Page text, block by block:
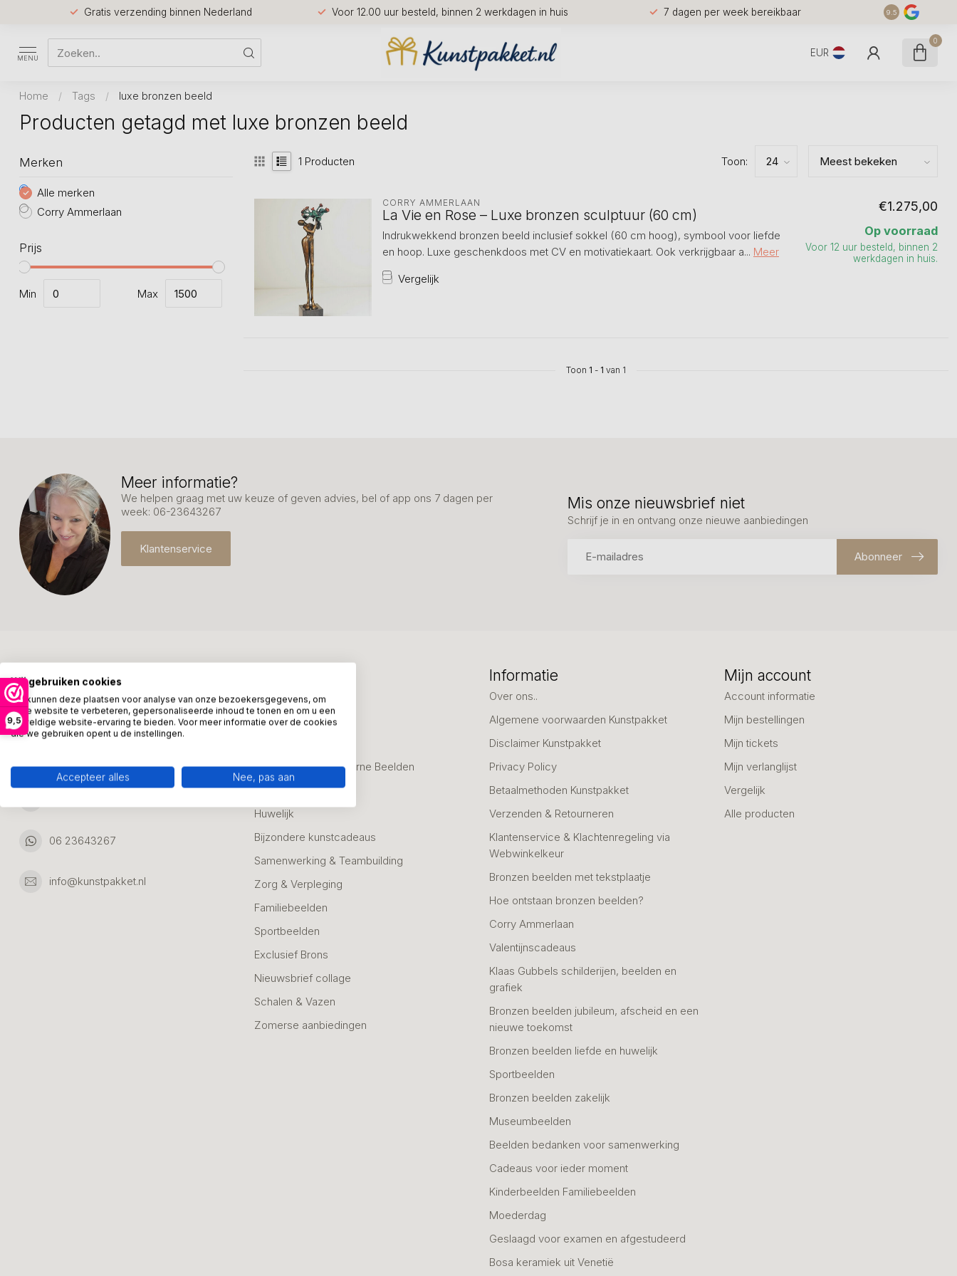
9,5
Gratis verzending binnen Nederland Voor 12.00 uur besteld, binnen 2 werkdagen in huis 7 dagen per week bereikbaar 9.5
MENU EUR
0
Home / Tags / luxe bronzen beeld
Producten getagd met luxe bronzen beeld
Merken
Alle merken
Corry Ammerlaan
Prijs
Min Max
1 Producten Toon:
CORRY AMMERLAAN
La Vie en Rose – Luxe bronzen sculptuur (60 cm)
Indrukwekkend bronzen beeld inclusief sokkel (60 cm hoog), symbool voor liefde
en hoop. Luxe geschenkdoos met CV en motivatiekaart. Ook verkrijgbaar a... Meer
Vergelijk
€1.275,00
Op voorraad
Voor 12 uur besteld, binnen 2
werkdagen in huis.
Toon 1 - 1 van 1
Meer informatie?
We helpen graag met uw keuze of geven advies, bel of app ons 7 dagen per
week: 06-23643267
Klantenservice
Mis onze nieuwsbrief niet
Schrijf je in en ontvang onze nieuwe aanbiedingen
Abonneer
Kunstpakket Nederland
Adresgegevens:
Ambachtsweg 46
06 23643267
info@kunstpakket.nl
Zakelijke Cadeaus
Bedanken
Alle Bronzen & Moderne Beelden
Geslaagd
Huwelijk
Bijzondere kunstcadeaus
Samenwerking & Teambuilding
Zorg & Verpleging
Familiebeelden
Sportbeelden
Exclusief Brons
Nieuwsbrief collage
Schalen & Vazen
Zomerse aanbiedingen
Informatie
Over ons..
Algemene voorwaarden Kunstpakket
Disclaimer Kunstpakket
Privacy Policy
Betaalmethoden Kunstpakket
Verzenden & Retourneren
Klantenservice & Klachtenregeling via
Webwinkelkeur
Bronzen beelden met tekstplaatje
Hoe ontstaan bronzen beelden?
Corry Ammerlaan
Valentijnscadeaus
Klaas Gubbels schilderijen, beelden en
grafiek
Bronzen beelden jubileum, afscheid en een
nieuwe toekomst
Bronzen beelden liefde en huwelijk
Sportbeelden
Bronzen beelden zakelijk
Museumbeelden
Beelden bedanken voor samenwerking
Cadeaus voor ieder moment
Kinderbeelden Familiebeelden
Moederdag
Geslaagd voor examen en afgestudeerd
Bosa keramiek uit Venetië
Mijn account
Account informatie
Mijn bestellingen
Mijn tickets
Mijn verlanglijst
Vergelijk
Alle producten
Wij gebruiken cookies
We kunnen deze plaatsen voor analyse van onze bezoekersgegevens, om
onze website te verbeteren, gepersonaliseerde inhoud te tonen en om u een
geweldige website-ervaring te bieden. Voor meer informatie over de cookies
die we gebruiken opent u de instellingen.
Accepteer alles Nee, pas aan